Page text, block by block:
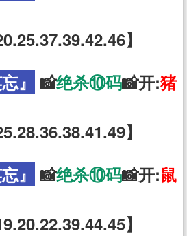
】
』 📸绝杀⑩码📸开:猪
】
』 📸绝杀⑩码📸开:鼠
】